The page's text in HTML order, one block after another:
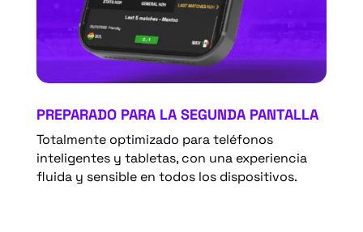
PREPARADO PARA LA SEGUNDA PANTALLA
Totalmente optimizado para teléfonos
inteligentes y tabletas, con una experiencia
fluida y sensible en todos los dispositivos.